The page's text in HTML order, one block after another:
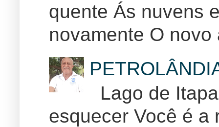
quente Ás nuvens
novamente O
Lago de
esquecer Você é a